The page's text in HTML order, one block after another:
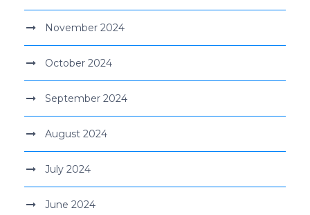
November 2024
October 2024
September 2024
August 2024
July 2024
June 2024